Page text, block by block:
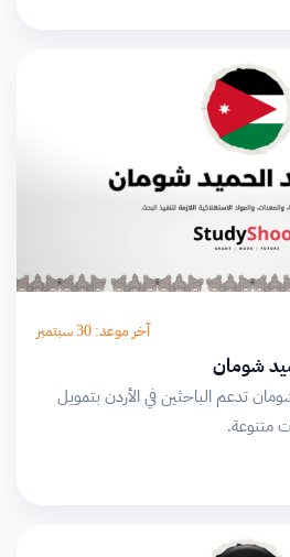
آخر موعد: 30 سبتمبر
شومان
تدعم الباحثين في الأردن بتمويل
متنوعة.